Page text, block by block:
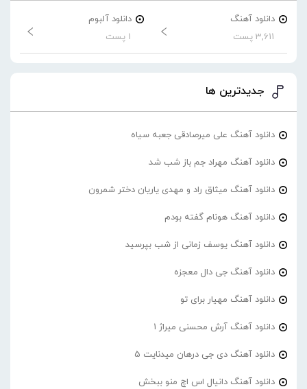
دانلود آهنگ
3,611 پست
دانلود آلبوم
1 پست
جدیدترین ها
دانلود آهنگ علی میرصادقی جعبه سیاه
دانلود آهنگ مهراد جم باز شب شد
دانلود آهنگ میثاق راد و مهدی یاریان دختر شمرون
دانلود آهنگ هونام گفته بودم
دانلود آهنگ یوسف زمانی از شب بپرسید
دانلود آهنگ جی دال معجزه
دانلود آهنگ مهیار برای تو
دانلود آهنگ آرش محسنی میراژ 1
دانلود آهنگ دی جی درهان میدنایت 5
دانلود آهنگ دانیال اس اچ منو ببخش